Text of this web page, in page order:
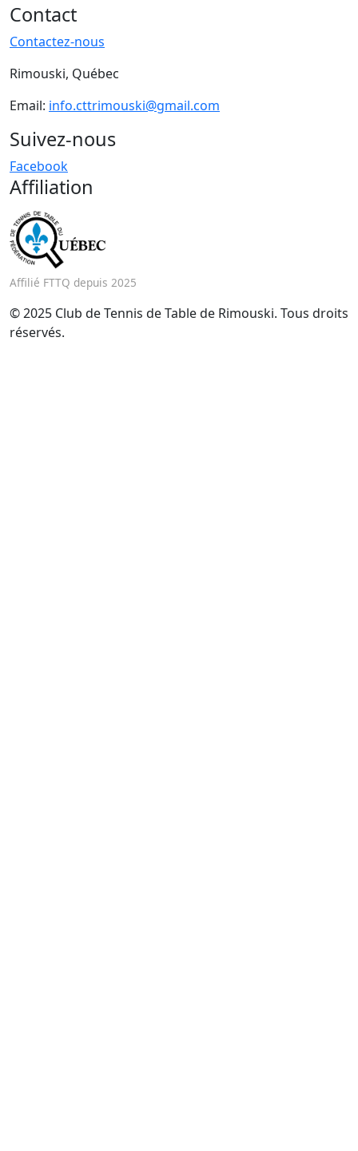
Contact
Contactez-nous
Rimouski, Québec
Email: info.cttrimouski@gmail.com
Suivez-nous
Facebook
Affiliation
Affilié FTTQ depuis 2025
© 2025 Club de Tennis de Table de Rimouski. Tous droits
réservés.